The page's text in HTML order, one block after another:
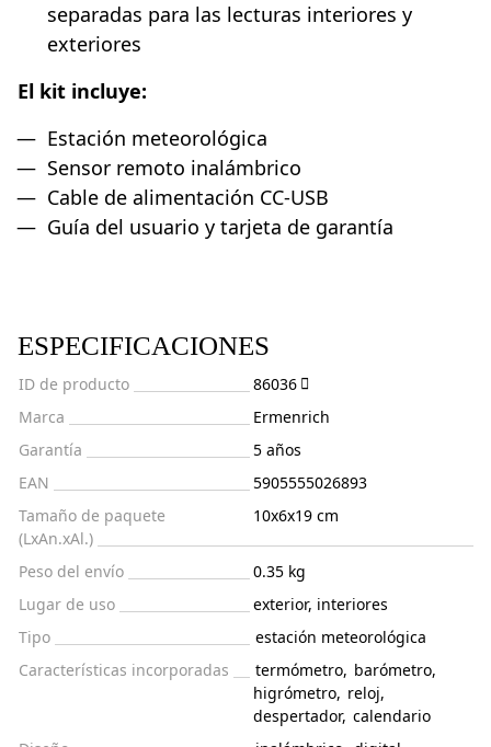
separadas para las lecturas interiores y
exteriores
El kit incluye:
Estación meteorológica
Sensor remoto inalámbrico
Cable de alimentación CC-USB
Guía del usuario y tarjeta de garantía
ESPECIFICACIONES
ID de producto
86036
Marca
Ermenrich
Garantía
5 años
EAN
5905555026893
Tamaño de paquete
(LxAn.xAl.)
10x6x19 cm
Peso del envío
0.35 kg
Lugar de uso
exterior, interiores
Tipo
estación meteorológica
Características incorporadas
termómetro, barómetro,
higrómetro, reloj,
despertador, calendario